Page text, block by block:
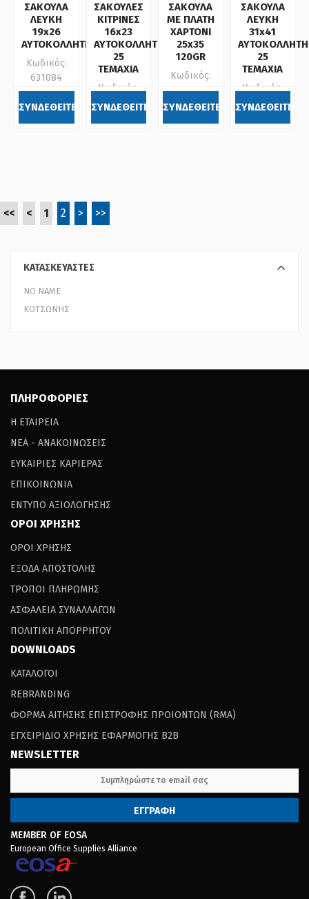
ΚΑΤΑΣΚΕΥΑΣΤΕΣ
NO NAME
ΚΟΤΣΩΝΗΣ
ΣΑΚΟΥΛΑ
ΛΕΥΚΗ
19x26
ΑΥΤΟΚΟΛΛΗΤΗ
Κωδικός:
631084
ΣΥΝΔΕΘΕΙΤΕ
ΣΑΚΟΥΛΕΣ
ΚΙΤΡΙΝΕΣ
16x23
ΑΥΤΟΚΟΛΛΗΤΕΣ
25
ΤΕΜΑΧΙΑ
Κωδικός:
633101
ΣΥΝΔΕΘΕΙΤΕ
ΣΑΚΟΥΛΑ
ΜΕ ΠΛΑΤΗ
ΧΑΡΤΟΝΙ
25x35
120GR
Κωδικός:
633147
ΣΥΝΔΕΘΕΙΤΕ
ΣΑΚΟΥΛΑ
ΛΕΥΚΗ
31x41
ΑΥΤΟΚΟΛΛΗΤΗ
25
ΤΕΜΑΧΙΑ
Κωδικός:
633115
ΣΥΝΔΕΘΕΙΤΕ
<< < 1 2 > >>
ΠΛΗΡΟΦΟΡΙΕΣ
Η ΕΤΑΙΡΕΙΑ
ΝΕΑ - ΑΝΑΚΟΙΝΩΣΕΙΣ
ΕΥΚΑΙΡΙΕΣ ΚΑΡΙΕΡΑΣ
ΕΠΙΚΟΙΝΩΝΙΑ
ΕΝΤΥΠΟ ΑΞΙΟΛΟΓΗΣΗΣ
ΟΡΟΙ ΧΡΗΣΗΣ
ΟΡΟΙ ΧΡΗΣΗΣ
ΕΞΟΔΑ ΑΠΟΣΤΟΛΗΣ
ΤΡΟΠΟΙ ΠΛΗΡΩΜΗΣ
ΑΣΦΑΛΕΙΑ ΣΥΝΑΛΛΑΓΩΝ
ΠΟΛΙΤΙΚΗ ΑΠΟΡΡΗΤΟΥ
DOWNLOADS
ΚΑΤΑΛΟΓΟΙ
REBRANDING
ΦΟΡΜΑ ΑΙΤΗΣΗΣ ΕΠΙΣΤΡΟΦΗΣ ΠΡΟΙΟΝΤΩΝ (RΜΑ)
ΕΓΧΕΙΡΙΔΙΟ ΧΡΗΣΗΣ ΕΦΑΡΜΟΓΗΣ B2B
NEWSLETTER
MEMBER OF EOSA
European Office Supplies Alliance